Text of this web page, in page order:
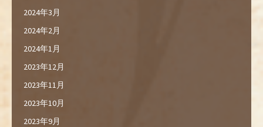
2024年3月
2024年2月
2024年1月
2023年12月
2023年11月
2023年10月
2023年9月